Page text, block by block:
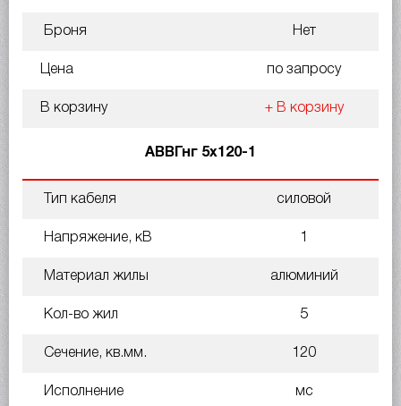
Броня Нет
Цена по запросу
В корзину + В корзину
АВВГнг 5х120-1
Тип кабеля силовой
Напряжение, кВ 1
Материал жилы алюминий
Кол-во жил 5
Сечение, кв.мм. 120
Исполнение мс